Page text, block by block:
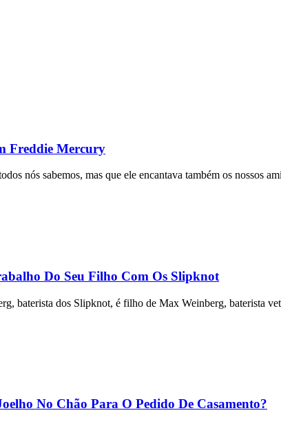
Freddie Mercury
nós sabemos, mas que ele encantava também os nossos
Do Seu Filho Com Os Slipknot
baterista dos Slipknot, é filho de Max Weinberg, baterista
No Chão Para O Pedido De Casamento?